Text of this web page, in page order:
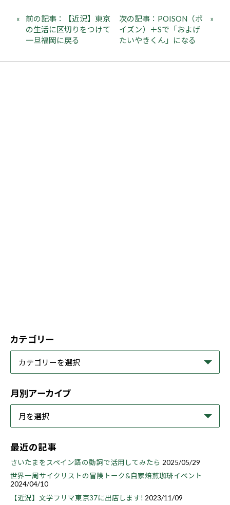
前の記事：【近況】東京
の生活に区切りをつけて
一旦福岡に戻る
次の記事：POISON（ポ
イズン）＋Sで「およげ
たいやきくん」になる
カテゴリー
月別アーカイブ
最近の記事
さいたまをスペイン語の動詞で活用してみたら 2025/05/29
世界一周サイクリストの冒険トーク&自家焙煎珈琲イベント
2024/04/10
【近況】文学フリマ東京37に出店します! 2023/11/09